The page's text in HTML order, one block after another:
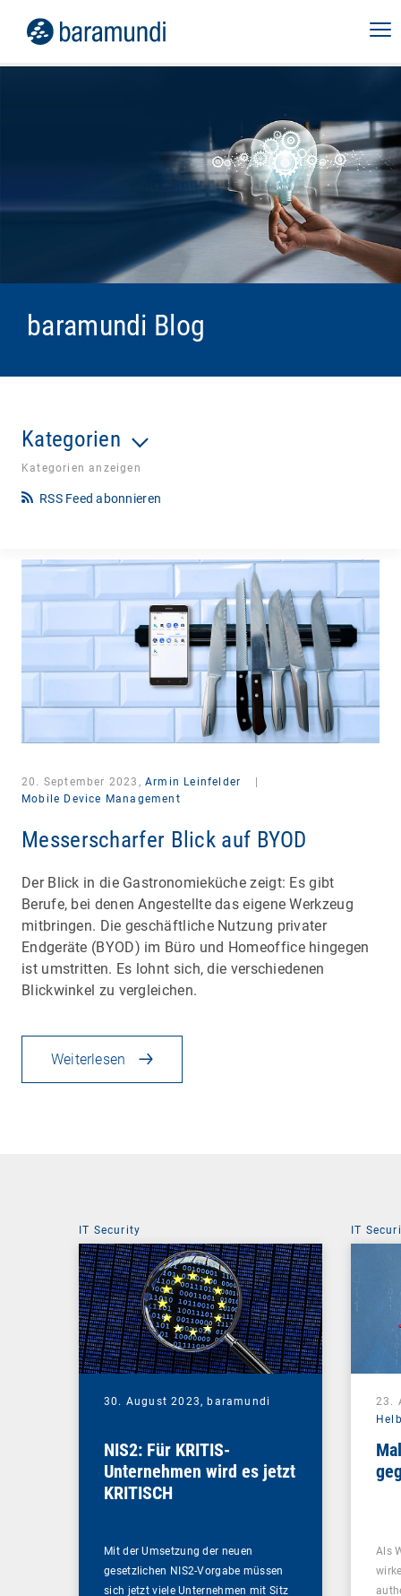
baramundi Blog
Kategorien
Kategorien anzeigen
RSS Feed abonnieren
20. September 2023, Armin Leinfelder
Mobile Device Management
Messerscharfer Blick auf BYOD
Der Blick in die Gastronomieküche zeigt: Es gibt
Berufe, bei denen Angestellte das eigene Werkzeug
mitbringen. Die geschäftliche Nutzung privater
Endgeräte (BYOD) im Büro und Homeoffice hingegen
ist umstritten. Es lohnt sich, die verschiedenen
Blickwinkel zu vergleichen.
Weiterlesen
IT Security
30. August 2023,baramundi
NIS2: Für KRITIS-
Unternehmen wird es jetzt
KRITISCH
Mit der Umsetzung der neuen
gesetzlichen NIS2-Vorgabe müssen
sich jetzt viele Unternehmen mit Sitz
IT
23.
Als